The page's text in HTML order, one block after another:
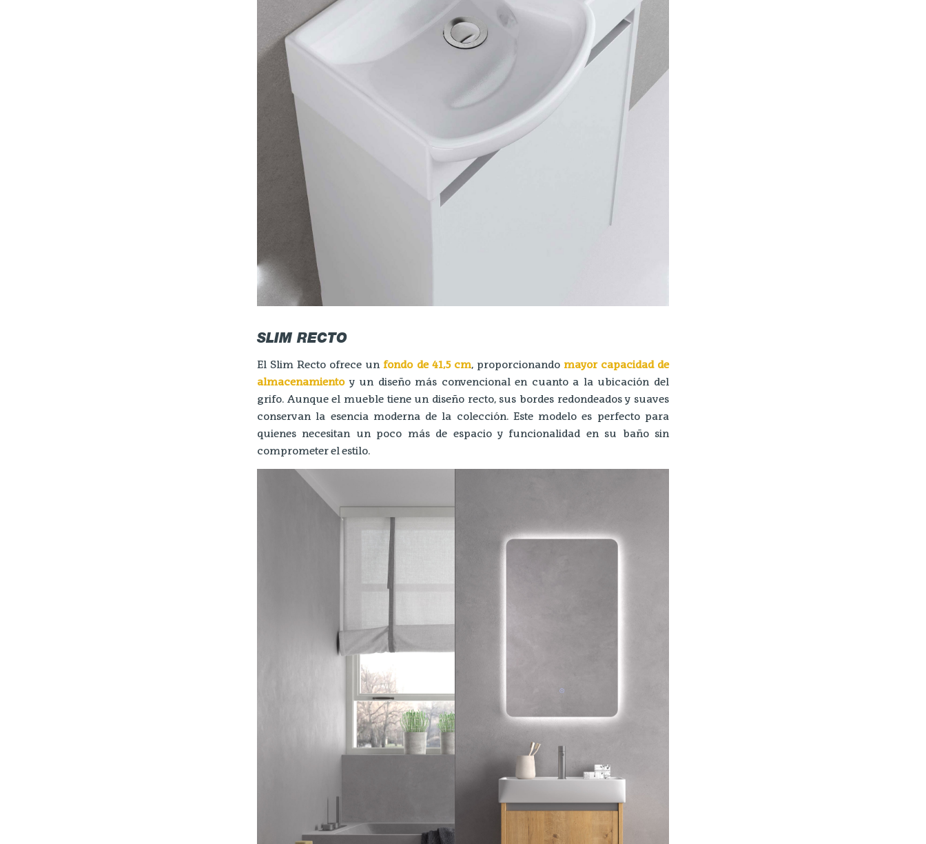
SLIM RECTO
El Slim Recto ofrece unfondo de 41,5 cm, proporcionando mayor capacidad de
almacenamientoy un diseño más convencional en cuanto a la ubicación del
grifo. Aunque el mueble tiene un diseño recto, sus bordes redondeados y suaves
conservan la esencia moderna de la colección. Este modelo es perfecto para
quienes necesitan un poco más de espacio y funcionalidad en su baño sin
comprometer el estilo.